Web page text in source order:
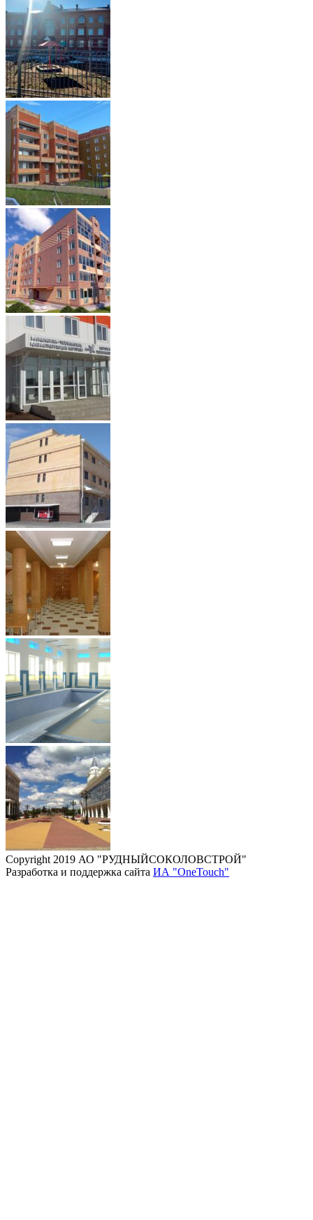
Copyright 2019 АО "РУДНЫЙСОКОЛОВСТРОЙ"
Разработка и поддержка сайта ИА "OneTouch"